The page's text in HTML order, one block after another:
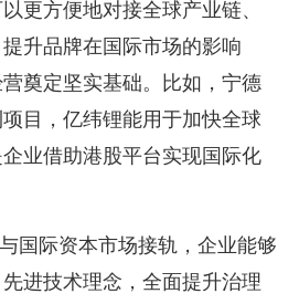
更方便地对接全球产业链、
升品牌在国际市场的影响
奠定坚实基础。比如，宁德
目，亿纬锂能用于加快全球
业借助港股平台实现国际化
国际资本市场接轨，企业能够
进技术理念，全面提升治理